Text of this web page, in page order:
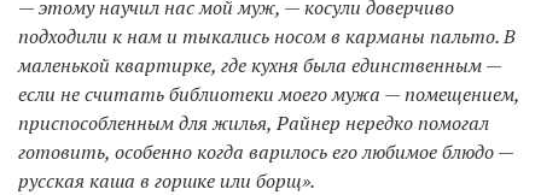
— этому научил нас мой муж, — косули доверчиво
подходили к нам и тыкались носом в карманы пальто. В
маленькой квартирке, где кухня была единственным —
если не считать библиотеки моего мужа — помещением,
приспособленным для жилья, Райнер нередко помогал
готовить, особенно когда варилось его любимое блюдо —
русская каша в горшке или борщ».